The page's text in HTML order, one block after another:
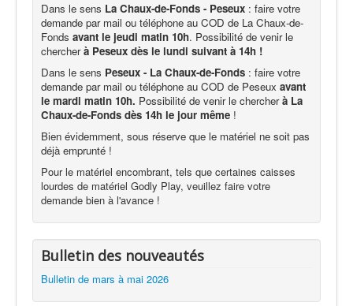
Dans le sens La Chaux-de-Fonds - Peseux : faire votre
demande par mail ou téléphone au COD de La Chaux-de-
Fonds avant le jeudi matin 10h. Possibilité de venir le
chercherà Peseux dès le lundi suivant à 14h !
Dans le sens Peseux - La Chaux-de-Fonds : faire votre
demande par mail ou téléphone au COD de Peseux avant
le mardi matin 10h. Possibilité de venir le chercherà La
Chaux-de-Fonds dès 14h le jour même !
Bien évidemment, sous réserve que le matériel ne soit pas
déjà emprunté !
Pour le matériel encombrant, tels que certaines caisses
lourdes de matériel Godly Play, veuillez faire votre
demande bien à l'avance !
Bulletin des nouveautés
Bulletin de mars à mai 2026